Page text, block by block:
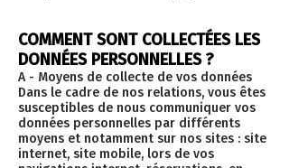
COMMENT SONT COLLECTÉES LES
DONNÉES PERSONNELLES ?
A - Moyens de collecte de vos données
Dans le cadre de nos relations, vous êtes
susceptibles de nous communiquer vos
données personnelles par différents
moyens et notamment sur nos sites : site
internet, site mobile, lors de vos